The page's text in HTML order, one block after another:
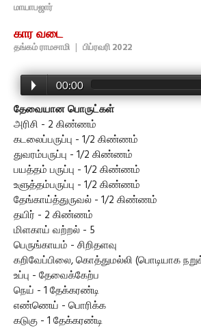
மாயாபஜார்
கார வடை
தங்கம் ராமசாமி | பிப்ரவரி 2022
00:00
தேவையான பொருட்கள்
அரிசி - 2 கிண்ணம்
கடலைப்பருப்பு - 1/2 கிண்ணம்
துவரம்பருப்பு - 1/2 கிண்ணம்
பயத்தம் பருப்பு - 1/2 கிண்ணம்
உளுத்தம்பருப்பு - 1/2 கிண்ணம்
தேங்காய்த்துருவல் - 1/2 கிண்ணம்
தயிர் - 2 கிண்ணம்
மிளகாய் வற்றல் - 5
பெருங்காயம் - சிறிதளவு
கறிவேப்பிலை, கொத்துமல்லி (பொடியாக
உப்பு - தேவைக்கேற்ப
நெய் - 1 தேக்கரண்டி
எண்ணெய் - பொரிக்க
கடுகு - 1 தேக்கரண்டி